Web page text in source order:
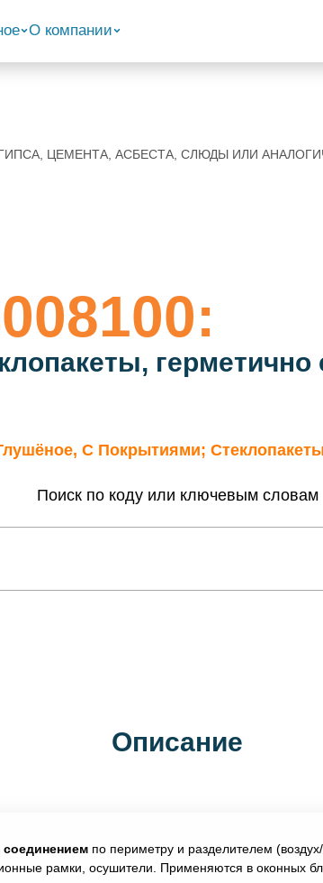
О компании
ГИПСА, ЦЕМЕНТА, АСБЕСТА, СЛЮДЫ ИЛИ
С Покрытиями;
Поиск по коду или ключевым словам
Описание
по периметру и разделителем
рамки, осушители. Применяются в оконных